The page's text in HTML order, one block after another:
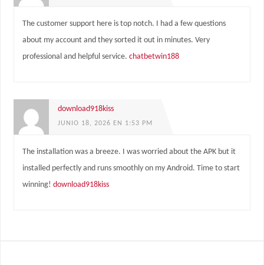
The customer support here is top notch. I had a few questions
about my account and they sorted it out in minutes. Very
professional and helpful service. chatbetwin188
download918kiss
JUNIO 18, 2026 EN 1:53 PM
The installation was a breeze. I was worried about the APK but it
installed perfectly and runs smoothly on my Android. Time to start
winning! download918kiss